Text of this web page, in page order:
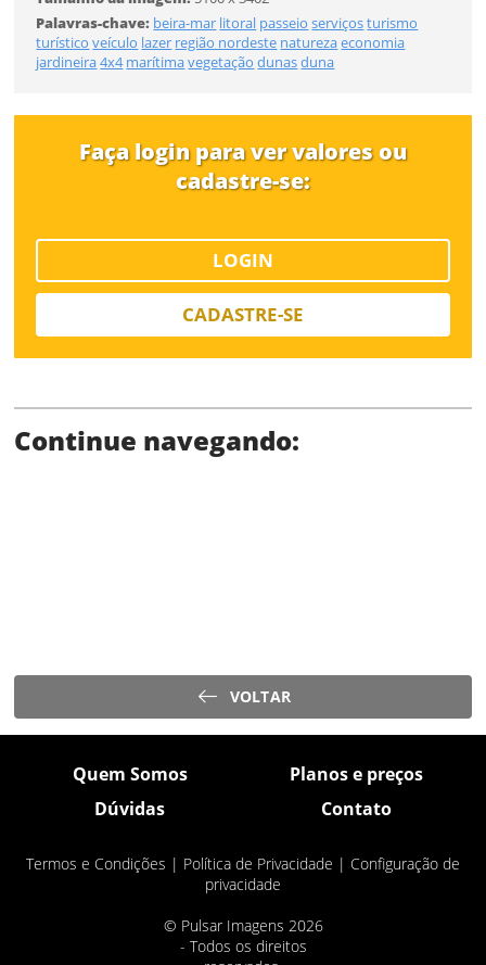
Palavras-chave: beira-mar litoral passeio serviçosturismo
turístico veículo lazer região nordeste naturezaeconomia
jardineira4x4marítimavegetação dunasduna
Faça login para ver valores ou
cadastre-se:
LOGIN
CADASTRE-SE
Continue navegando:
VOLTAR
Quem Somos
Planos e preços
Dúvidas
Contato
Termos e Condições | Política de Privacidade | Configuração de
privacidade
© Pulsar Imagens 2026
- Todos os direitos